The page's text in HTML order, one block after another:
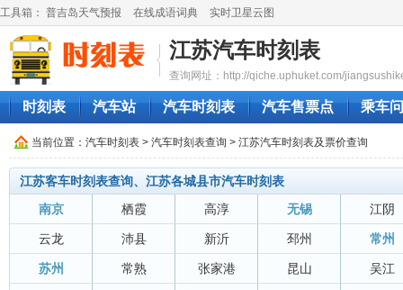
工具箱： 普吉岛天气预报 在线成语词典 实时卫星云图
江苏汽车时刻表
查询网址：http://qiche.uphuket.com/
时刻表 汽车站 汽车时刻表 汽车售票点 乘车
当前位置： 汽车时刻表 > 汽车时刻表查询 > 江苏汽车时刻表及票价查询
江苏客车时刻表查询、江苏各城县市汽车时刻表
南京
栖霞 高淳 无锡 江阴
云龙 沛县 新沂 邳州 常州
苏州 常熟 张家港 昆山 吴江